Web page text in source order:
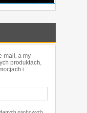
mail, a my
produktach,
i
osobowych